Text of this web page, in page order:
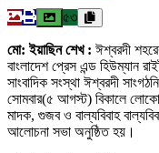
৫৩
মো: ইয়াছিন শেখ : ঈশ্বরদী
বাংলাদেশ প্রেস এন্ড হিউম্যান
সাংবাদিক সংস্থা ঈশ্বরদী
সোমবার(৫ আগস্ট) বিকালে
মাদক, গুজব ও বাল্যবিবাহ
আলোচনা সভা অনুষ্ঠিত হয়।